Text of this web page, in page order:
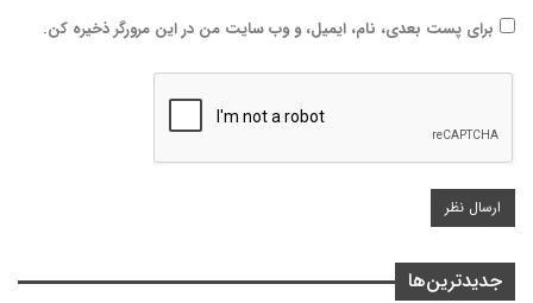
برای پست بعدی، نام، ایمیل، و وب سایت من در این مرورگر ذخیره کن.
جدیدترین‌ها